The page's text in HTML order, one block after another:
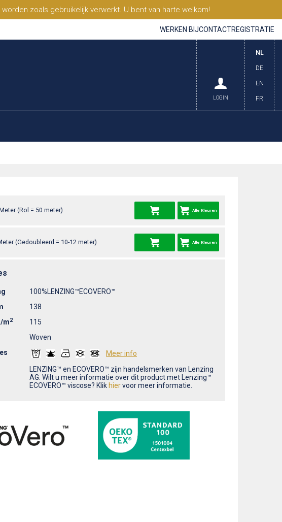
zoals gebruikelijk verwerkt. U bent van harte welkom!
WERKEN BIJCONTACTREGISTRATIE
NL
DE
EN
FR
LOGIN
(Rol = 50 meter) Alle Kleuren
(Gedoubleerd = 10-12 meter) Alle Kleuren
100%LENZING™ECOVERO™
138
m2
115
Woven
Meer info
LENZING™ en ECOVERO™ zijn handelsmerken van Lenzing
AG. Wilt u meer informatie over dit product met Lenzing™
ECOVERO™ viscose? Klik hiervoor meer informatie.